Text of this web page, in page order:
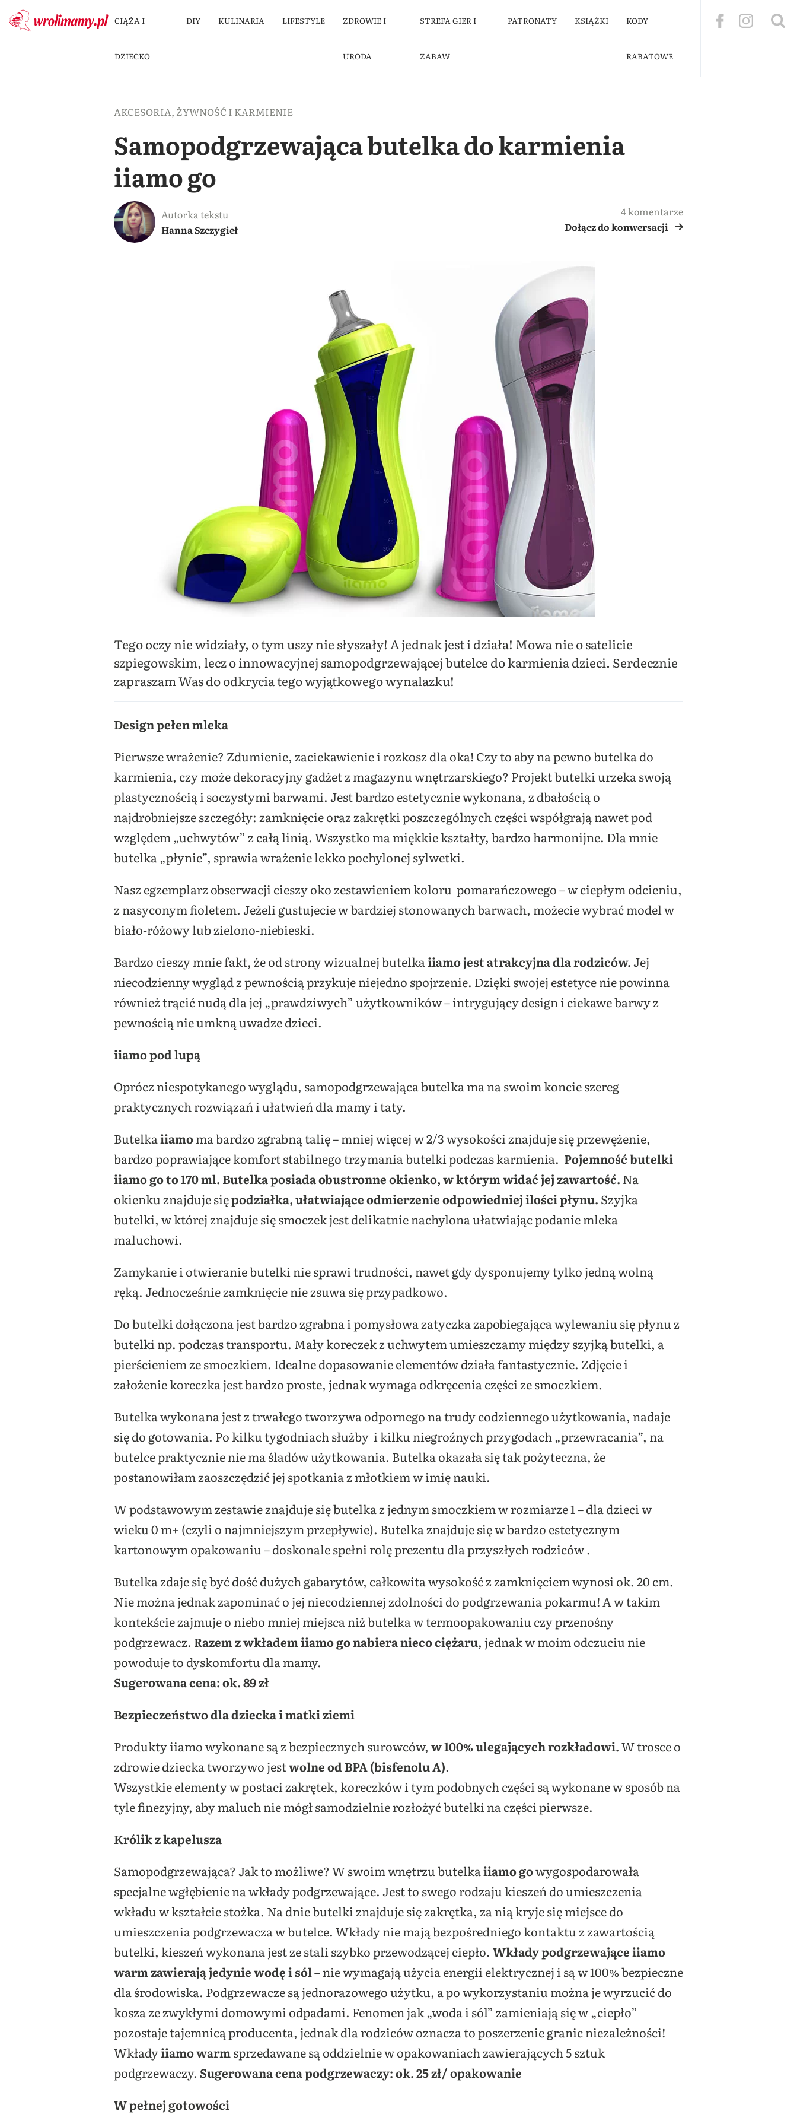
CIĄŻA I
DZIECKO
DIY KULINARIA LIFESTYLE ZDROWIE I
URODA
STREFA GIER I
ZABAW
PATRONATY KSIĄŻKI KODY
RABATOWE
AKCESORIA, ŻYWNOŚĆ I KARMIENIE
Samopodgrzewająca butelka do karmienia
iiamo go
Autorka tekstu
Hanna Szczygieł
4 komentarze
Dołącz do konwersacji
Tego oczy nie widziały, o tym uszy nie słyszały! A jednak jest i działa! Mowa nie o satelicie
szpiegowskim, lecz o innowacyjnej samopodgrzewającej butelce do karmienia dzieci. Serdecznie
zapraszam Was do odkrycia tego wyjątkowego wynalazku!
Design pełen mleka
Pierwsze wrażenie? Zdumienie, zaciekawienie i rozkosz dla oka! Czy to aby na pewno butelka do
karmienia, czy może dekoracyjny gadżet z magazynu wnętrzarskiego? Projekt butelki urzeka swoją
plastycznością i soczystymi barwami. Jest bardzo estetycznie wykonana, z dbałością o
najdrobniejsze szczegóły: zamknięcie oraz zakrętki poszczególnych części współgrają nawet pod
względem „uchwytów” z całą linią. Wszystko ma miękkie kształty, bardzo harmonijne. Dla mnie
butelka „płynie”, sprawia wrażenie lekko pochylonej sylwetki.
Nasz egzemplarz obserwacji cieszy oko zestawieniem koloru pomarańczowego – w ciepłym odcieniu,
z nasyconym fioletem. Jeżeli gustujecie w bardziej stonowanych barwach, możecie wybrać model w
biało-różowy lub zielono-niebieski.
Bardzo cieszy mnie fakt, że od strony wizualnej butelkaiiamo jest atrakcyjna dla rodziców.Jej
niecodzienny wygląd z pewnością przykuje niejedno spojrzenie. Dzięki swojej estetyce nie powinna
również trącić nudą dla jej „prawdziwych” użytkowników – intrygujący design i ciekawe barwy z
pewnością nie umkną uwadze dzieci.
iiamo pod lupą
Oprócz niespotykanego wyglądu, samopodgrzewająca butelka ma na swoim koncie szereg
praktycznych rozwiązań i ułatwień dla mamy i taty.
Butelkaiiamoma bardzo zgrabną talię – mniej więcej w 2/3 wysokości znajduje się przewężenie,
bardzo poprawiające komfort stabilnego trzymania butelki podczas karmienia. Pojemność butelki
iiamo go to 170 ml. Butelka posiada obustronne okienko, w którym widać jej zawartość. Na
okienku znajduje siępodziałka, ułatwiające odmierzenie odpowiedniej ilości płynu. Szyjka
butelki, w której znajduje się smoczek jest delikatnie nachylona ułatwiając podanie mleka
maluchowi.
Zamykanie i otwieranie butelki nie sprawi trudności, nawet gdy dysponujemy tylko jedną wolną
ręką. Jednocześnie zamknięcie nie zsuwa się przypadkowo.
Do butelki dołączona jest bardzo zgrabna i pomysłowa zatyczka zapobiegająca wylewaniu się płynu z
butelki np. podczas transportu. Mały koreczek z uchwytem umieszczamy między szyjką butelki, a
pierścieniem ze smoczkiem. Idealne dopasowanie elementów działa fantastycznie. Zdjęcie i
założenie koreczka jest bardzo proste, jednak wymaga odkręcenia części ze smoczkiem.
Butelka wykonana jest z trwałego tworzywa odpornego na trudy codziennego użytkowania, nadaje
się do gotowania. Po kilku tygodniach służby i kilku niegroźnych przygodach „przewracania”, na
butelce praktycznie nie ma śladów użytkowania. Butelka okazała się tak pożyteczna, że
postanowiłam zaoszczędzić jej spotkania z młotkiem w imię nauki.
W podstawowym zestawie znajduje się butelka z jednym smoczkiem w rozmiarze 1 – dla dzieci w
wieku 0 m+ (czyli o najmniejszym przepływie). Butelka znajduje się w bardzo estetycznym
kartonowym opakowaniu – doskonale spełni rolę prezentu dla przyszłych rodziców .
Butelka zdaje się być dość dużych gabarytów, całkowita wysokość z zamknięciem wynosi ok. 20 cm.
Nie można jednak zapominać o jej niecodziennej zdolności do podgrzewania pokarmu! A w takim
kontekście zajmuje o niebo mniej miejsca niż butelka w termoopakowaniu czy przenośny
podgrzewacz. Razem z wkładem iiamo go nabiera nieco ciężaru, jednak w moim odczuciu nie
powoduje to dyskomfortu dla mamy.
Sugerowana cena: ok. 89 zł
Bezpieczeństwo dla dziecka i matki ziemi
Produkty iiamo wykonane są z bezpiecznych surowców, w 100% ulegających rozkładowi.W trosce o
zdrowie dziecka tworzywo jestwolne od BPA (bisfenolu A).
Wszystkie elementy w postaci zakrętek, koreczków i tym podobnych części są wykonane w sposób na
tyle finezyjny, aby maluch nie mógł samodzielnie rozłożyć butelki na części pierwsze.
Królik z kapelusza
Samopodgrzewająca? Jak to możliwe? W swoim wnętrzu butelkaiiamo gowygospodarowała
specjalne wgłębienie na wkłady podgrzewające. Jest to swego rodzaju kieszeń do umieszczenia
wkładu w kształcie stożka. Na dnie butelki znajduje się zakrętka, za nią kryje się miejsce do
umieszczenia podgrzewacza w butelce. Wkłady nie mają bezpośredniego kontaktu z zawartością
butelki, kieszeń wykonana jest ze stali szybko przewodzącej ciepło. Wkłady podgrzewające iiamo
warmzawierają jedynie wodę i sól– nie wymagają użycia energii elektrycznej i są w 100% bezpieczne
dla środowiska. Podgrzewacze są jednorazowego użytku, a po wykorzystaniu można je wyrzucić do
kosza ze zwykłymi domowymi odpadami. Fenomen jak „woda i sól” zamieniają się w „ciepło”
pozostaje tajemnicą producenta, jednak dla rodziców oznacza to poszerzenie granic niezależności!
Wkładyiiamo warmsprzedawane są oddzielnie w opakowaniach zawierających 5 sztuk
podgrzewaczy. Sugerowana cena podgrzewaczy: ok. 25 zł/ opakowanie
W pełnej gotowości